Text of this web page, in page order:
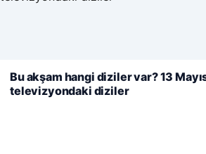
Web sitemizi nasıl kullandığınızı daha iyi
kullanıyoruz.
Çerez Politikamız
Reddet Kabul Et
Bu akşam hangi diziler var? 13
televizyondaki diziler